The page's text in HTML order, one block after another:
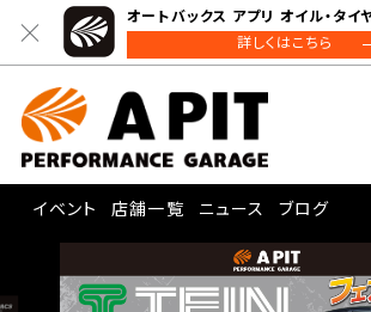
オートバックス アプリ オイル・タ
詳しくはこちら
イベント 店舗一覧 ニュース ブログ